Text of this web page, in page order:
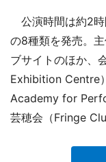
公演時間は約2
の8種類を発売。
ブサイトのほか、
Exhibition Centre
Academy for
芸穂会（Fringe